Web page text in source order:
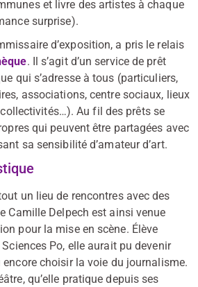
et livre des artistes à chaque
surprise).
d’exposition, a pris le relais
. Il s’agit d’un service de prêt
qui s’adresse à tous (particuliers,
associations, centre sociaux, lieux
Au fil des prêts se
qui peuvent être partagées avec
sa sensibilité d’amateur d’art.
un lieu de rencontres avec des
Camille Delpech est ainsi venue
pour la mise en scène. Élève
Po, elle aurait pu devenir
choisir la voie du journalisme.
qu’elle pratique depuis ses